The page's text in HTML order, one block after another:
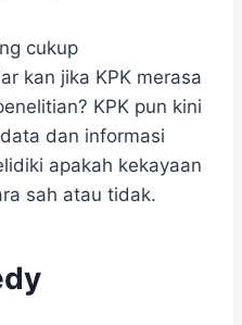
cukup
kan jika KPK merasa
KPK pun kini
dan informasi
apakah kekayaan
sah atau tidak.